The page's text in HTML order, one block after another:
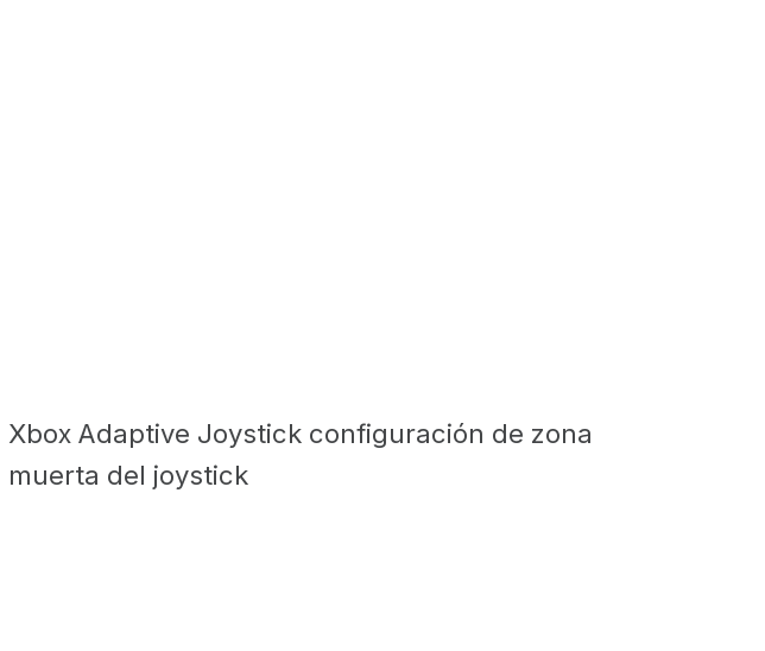
Xbox Adaptive Joystick configuración de zona
muerta del joystick